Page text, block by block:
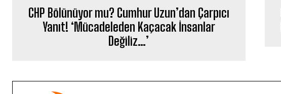
CHP Bölünüyor mu? Cumhur Uzun’dan Çarpıcı
Yanıt! ‘Mücadeleden Kaçacak İnsanlar
Değiliz…’